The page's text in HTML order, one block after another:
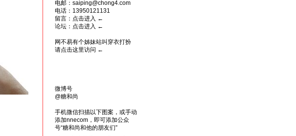
电邮：saiping@chong4.com
电话：13950121131
留言： 点击进入 ←
论坛： 点击进入 ←
网不易有个姊妹站叫穿衣打扮
请点击这里访问 ←
微博号
@糖和尚
手机微信扫描以下图案，或手动
添加nnecom，即可添加公众
号“糖和尚和他的朋友们”